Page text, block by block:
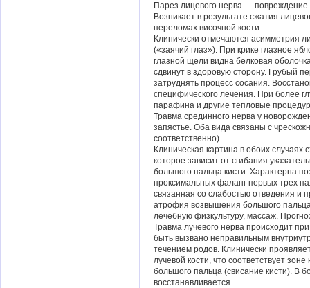
Парез лицевого нерва — повреждение
Возникает в результате сжатия
переломах височной кости.
Клинически отмечаются асимметрия
(«заячий глаз»). При крике глазное
глазной щели видна белковая
сдвинут в здоровую сторону. Грубый
затруднять процесс сосания.
специфического лечения. При более
парафина и другие тепловые
Травма срединного нерва у
запястье. Оба вида связаны с
соответственно).
Клиническая картина в обоих
которое зависит от сгибания
большого пальца кисти. Характерна
проксимальных фаланг первых трех
связанная со слабостью отведения и
атрофия возвышения большого
лечебную физкультуру, массаж.
Травма лучевого нерва происходит
быть вызвано неправильным
течением родов. Клинически
лучевой кости, что соответствует
большого пальца (свисание кисти). В
восстанавливается.